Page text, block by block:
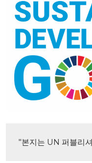
"본지는 UN 퍼블리